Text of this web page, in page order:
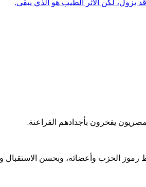
يزول، لكن الأثر الطيب هو الذي يبقى.
يفخرون بأجدادهم الفراعنة.
الحزب وأعضائه، وبحسن الاستقبال